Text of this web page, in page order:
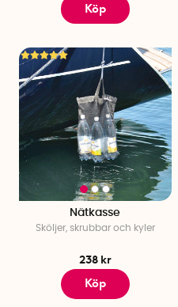
Köp
Nätkasse
Sköljer, skrubbar och kyler
238 kr
Köp